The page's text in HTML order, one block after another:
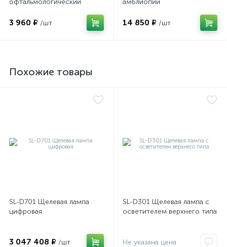
офтальмологический
3 960 ₽ /шт
амблиопии
14 850 ₽ /шт
Похожие товары
SL-D701 Щелевая лампа
цифровая
3 047 408 ₽ /шт
SL-D301 Щелевая лампа с
осветителем верхнего типа
Не указана цена